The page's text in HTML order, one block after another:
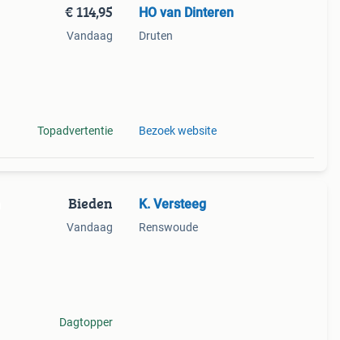
€ 114,95
Vandaag
Topadvertentie
HO van Dinteren
Druten
Bezoek website
Bieden
Vandaag
Dagtopper
K. Versteeg
Renswoude